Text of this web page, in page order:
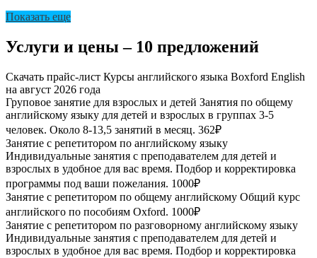
Показать еще
Услуги и цены – 10 предложений
Скачать прайс-лист Курсы английского языка Boxford English
на август 2026 года
Груповое занятие для взрослых и детей Занятия по общему
английскому языку для детей и взрослых в группах 3-5
человек. Около 8-13,5 занятий в месяц. 362₽
Занятие с репетитором по английскому языку
Индивидуальные занятия с преподавателем для детей и
взрослых в удобное для вас время. Подбор и корректировка
программы под ваши пожелания. 1000₽
Занятие с репетитором по общему английскому Общий курс
английского по пособиям Oxford. 1000₽
Занятие с репетитором по разговорному английскому языку
Индивидуальные занятия с преподавателем для детей и
взрослых в удобное для вас время. Подбор и корректировка